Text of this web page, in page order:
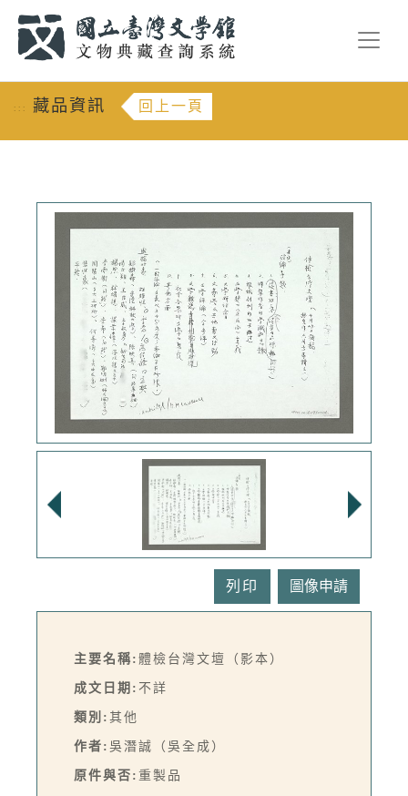
::: 藏品資訊 回上一頁
列印
主要名稱: 體檢台灣文壇（影本）
成文日期: 不詳
類別: 其他
作者: 吳潛誠（吳全成）
原件與否: 重製品